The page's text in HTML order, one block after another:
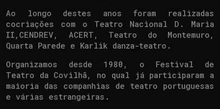
Ao longo destes anos foram realizadas
cocriações com o Teatro Nacional D. Maria
II,CENDREV, ACERT, Teatro do Montemuro,
Quarta Parede e Karlik danza-teatro.
Organizamos desde 1980, o Festival de
Teatro da Covilhã, no qual já participaram a
maioria das companhias de teatro portuguesas
e várias estrangeiras.